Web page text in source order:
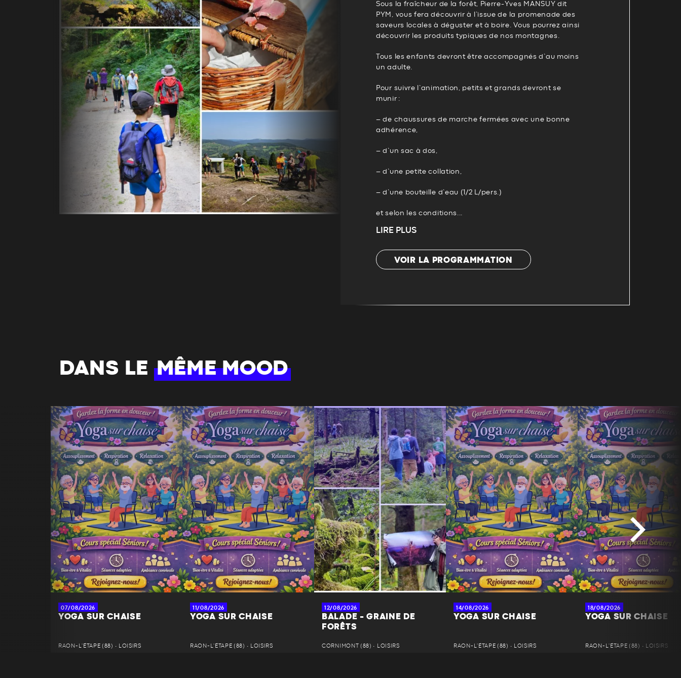
Sous la fraîcheur de la forêt, Pierre-Yves MANSUY dit
PYM, vous fera découvrir à l’issue de la promenade des
saveurs locales à déguster et à boire. Vous pourrez ainsi
découvrir les produits typiques de nos montagnes.
Tous les enfants devront être accompagnés d’au moins
un adulte.
Pour suivre l’animation, petits et grands devront se
munir :
– de chaussures de marche fermées avec une bonne
adhérence,
– d’un sac à dos,
– d’une petite collation,
– d’une bouteille d’eau (1/2 L/pers.)
et selon les conditions...
LIRE PLUS
VOIR LA PROGRAMMATION
DANS LE MÊME MOOD
07/08/2026
YOGA SUR CHAISE
RAON-L'ÉTAPE (88) • LOISIRS
11/08/2026
YOGA SUR CHAISE
RAON-L'ÉTAPE (88) • LOISIRS
12/08/2026
BALADE - GRAINE DE
FORÊTS
CORNIMONT (88) • LOISIRS
14/08/2026
YOGA SUR CHAISE
RAON-L'ÉTAPE (88) • LOISIRS
18/08/2026
YOGA SUR CHAISE
RAON-L'ÉTAPE (88) • LOISIRS